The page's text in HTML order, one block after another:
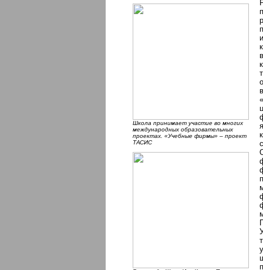
Школа принимает участие во многих
международных образовательных
проектах. «Учебные фирмы» – проект
ТАСИС